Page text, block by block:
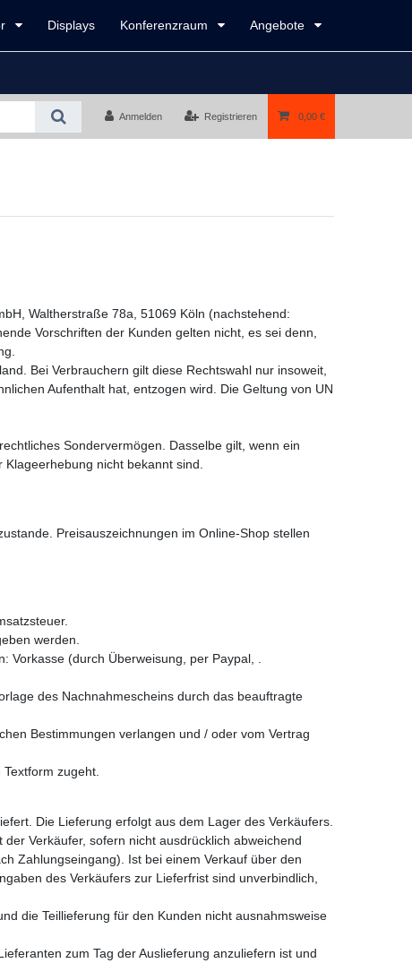
Displays Konferenzraum Angebote
Anmelden Registrieren 0,00 €
Waltherstraße 78a, 51069 Köln (nachstehend:
Vorschriften der Kunden gelten nicht, es sei denn,
Bei Verbrauchern gilt diese Rechtswahl nur insoweit,
Aufenthalt hat, entzogen wird. Die Geltung von UN
Sondervermögen. Dasselbe gilt, wenn ein
nicht bekannt sind.
Preisauszeichnungen im Online-Shop stellen
werden.
(durch Überweisung, per Paypal, .
des Nachnahmescheins durch das beauftragte
Bestimmungen verlangen und / oder vom Vertrag
zugeht.
Die Lieferung erfolgt aus dem Lager des Verkäufers.
Verkäufer, sofern nicht ausdrücklich abweichend
Zahlungseingang). Ist bei einem Verkauf über den
des Verkäufers zur Lieferfrist sind unverbindlich,
die Teillieferung für den Kunden nicht ausnahmsweise
zum Tag der Auslieferung anzuliefern ist und